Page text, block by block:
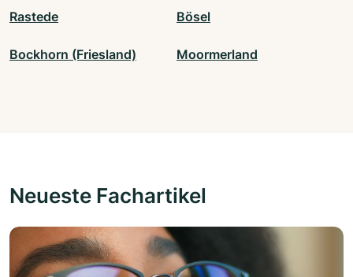
Rastede Bösel
Bockhorn (Friesland) Moormerland
Neueste Fachartikel